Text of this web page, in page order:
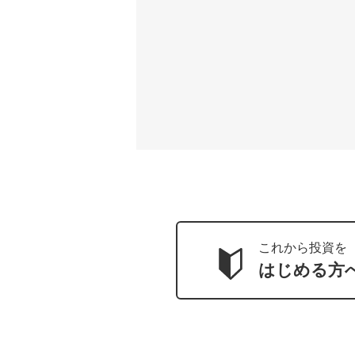
これから投資を
はじめる方